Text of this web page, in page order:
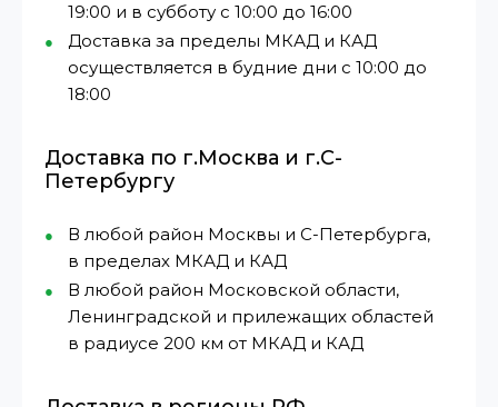
19:00 и в субботу с 10:00 до 16:00
Доставка за пределы МКАД и КАД
осуществляется в будние дни с 10:00 до
18:00
Доставка по г.Москва и г.С-
Петербургу
В любой район Москвы и С-Петербурга,
в пределах МКАД и КАД
В любой район Московской области,
Ленинградской и прилежащих областей
в радиусе 200 км от МКАД и КАД